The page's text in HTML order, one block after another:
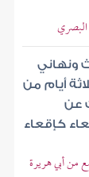
ونهاني
أيام من
عن
كإقعاء
من أبي هريرة